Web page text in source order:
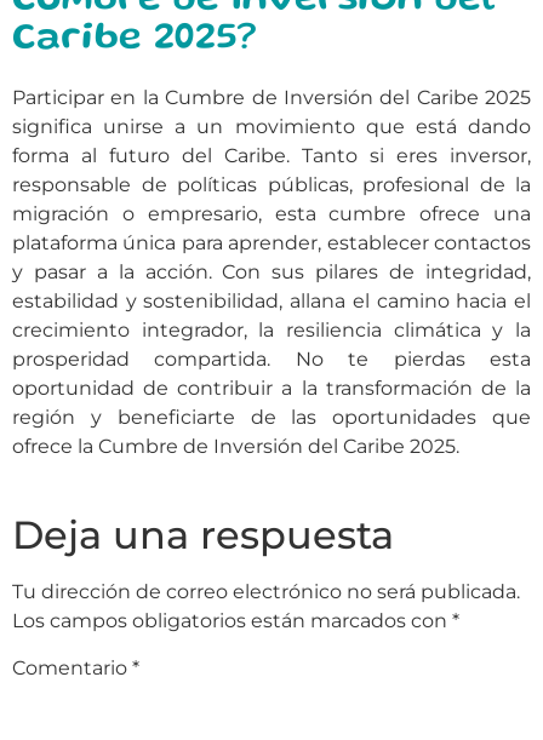
Caribe 2025?
Participar en la Cumbre de Inversión del Caribe 2025
significa unirse a un movimiento que está dando
forma al futuro del Caribe. Tanto si eres inversor,
responsable de políticas públicas, profesional de la
migración o empresario, esta cumbre ofrece una
plataforma única para aprender, establecer contactos
y pasar a la acción. Con sus pilares de integridad,
estabilidad y sostenibilidad, allana el camino hacia el
crecimiento integrador, la resiliencia climática y la
prosperidad compartida. No te pierdas esta
oportunidad de contribuir a la transformación de la
región y beneficiarte de las oportunidades que
ofrece la Cumbre de Inversión del Caribe 2025.
Deja una respuesta
Tu dirección de correo electrónico no será publicada.
Los campos obligatorios están marcados con *
Comentario *